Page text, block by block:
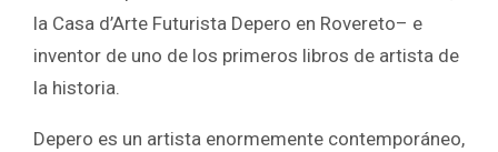
la Casa d’Arte Futurista Depero en Rovereto– e
inventor de uno de los primeros libros de artista de
la historia.
Depero es un artista enormemente contemporáneo,